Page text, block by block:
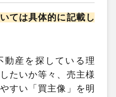
ては具体的に記載し
動産を探している理
たいか等々、売主様
すい「買主像」を明